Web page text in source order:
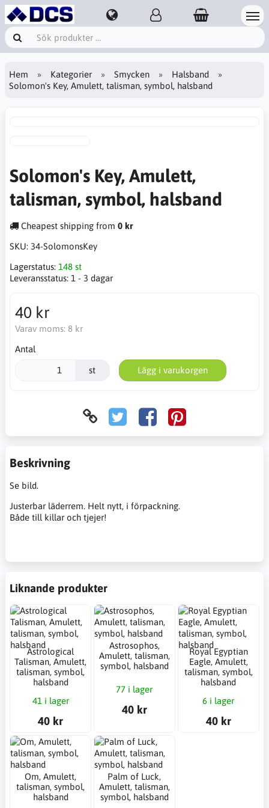
Hem Kategorier Smycken
Halsband
Solomon's Key, Amulett, talisman, symbol, halsband
Solomon's Key, Amulett,
talisman, symbol, halsband
Cheapest shipping from 0 kr
SKU: 34-SolomonsKey
Lagerstatus: 148 st
Leveransstatus: 1 - 3 dagar
40 kr
Varav moms: 8 kr
Antal
st Lägg i varukorgen
Beskrivning
Se bild.
Justerbar läderrem. Helt nytt, i förpackning.
Både till killar och tjejer!
Liknande produkter
Astrological
Talisman, Amulett,
talisman, symbol,
halsband
41 i lager
40 kr
Astrosophos,
Amulett, talisman,
symbol, halsband
77 i lager
40 kr
Royal Egyptian
Eagle, Amulett,
talisman, symbol,
halsband
6 i lager
40 kr
Om, Amulett,
talisman, symbol,
halsband
Palm of Luck,
Amulett, talisman,
symbol, halsband